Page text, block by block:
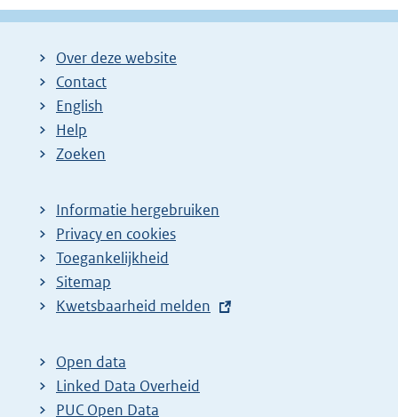
Over deze website
Contact
English
Help
Zoeken
Informatie hergebruiken
Privacy en cookies
Toegankelijkheid
Sitemap
E
t
e
r
Kwetsbaarheid melden
Open data
Linked Data Overheid
PUC Open Data